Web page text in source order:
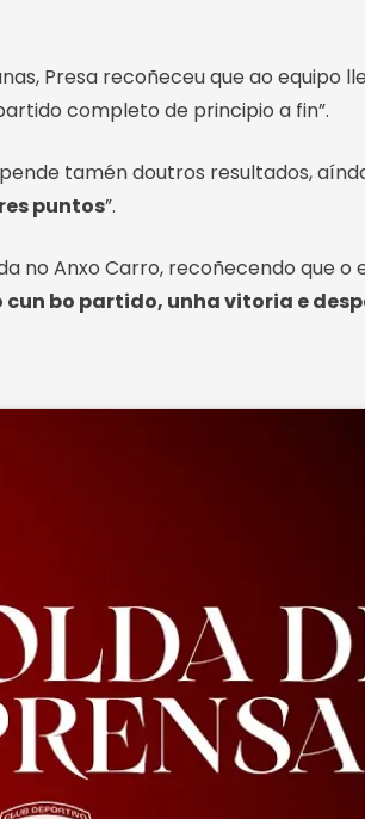
Presa recoñeceu que ao equipo
completo de principio a fin”.
tamén doutros resultados,
puntos”.
no Anxo Carro, recoñecendo que o
bo partido, unha vitoria e